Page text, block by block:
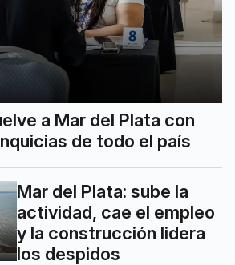
a Mar del Plata con
de todo el país
Mar del Plata: sube la
actividad, cae el empleo
y la construcción lidera
los despidos